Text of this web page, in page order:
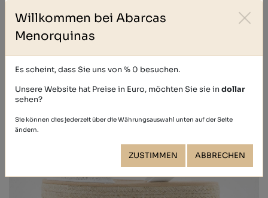
Willkommen bei Abarcas
Menorquinas
Es scheint, dass Sie uns von % 0 besuchen.
Unsere Website hat Preise in Euro, möchten Sie sie indollar
sehen?
Sie können dies jederzeit über die Währungsauswahl unten auf der Seite
ändern.
ZUSTIMMEN ABBRECHEN